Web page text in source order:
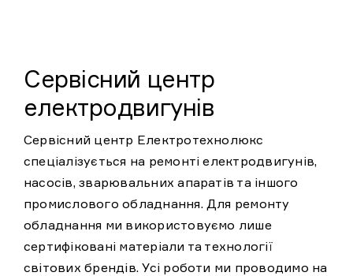
Сервісний центр
електродвигунів
Сервісний центр Електротехнолюкс
спеціалізується на ремонті електродвигунів,
насосів, зварювальних апаратів та іншого
промислового обладнання. Для ремонту
обладнання ми використовуємо лише
сертифіковані матеріали та технології
світових брендів. Усі роботи ми проводимо на